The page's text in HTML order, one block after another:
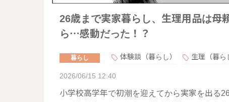
26歳まで実家暮らし、生理用品は母
ら…感動だった！？
暮らし 体験談（暮らし） 生理（暮ら
2026/06/15 12:40
小学校高学年で初潮を迎えてから実家を出る